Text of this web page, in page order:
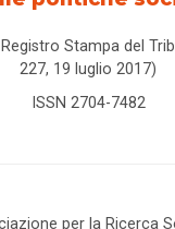
Stampa del
227, 19 luglio 2017)
ISSN 2704-7482
per la Ricerca